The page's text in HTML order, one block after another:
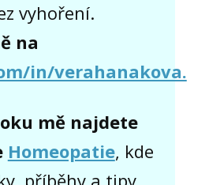
vyhoření.
na
in/verahanakova.
mě najdete
Homeopatie, kde
příběhy a tipy